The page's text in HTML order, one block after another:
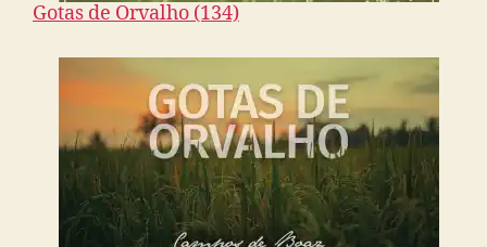
Gotas de Orvalho (134)